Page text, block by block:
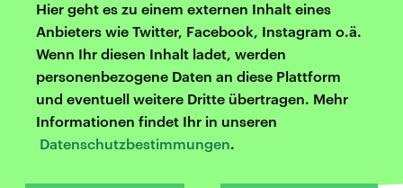
Hier geht es zu einem externen Inhalt eines
Anbieters wie Twitter, Facebook, Instagram o.ä.
Wenn Ihr diesen Inhalt ladet, werden
personenbezogene Daten an diese Plattform
und eventuell weitere Dritte übertragen. Mehr
Informationen findet Ihr in unseren
Datenschutzbestimmungen.